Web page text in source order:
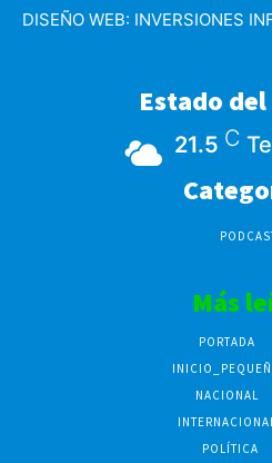
DISEÑO WEB: INVERSIONES
Estado
21.5 C
Más
PORTADA
NACIONAL
INTERNACIONAL
POLÍTICA